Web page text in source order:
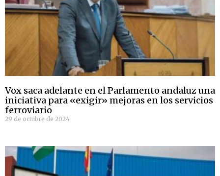
Vox saca adelante en el Parlamento andaluz una
iniciativa para «exigir» mejoras en los servicios
ferroviario
29 de octubre de 2024